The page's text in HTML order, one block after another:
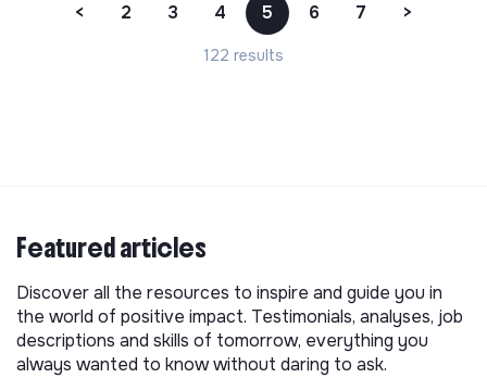
< 2 3 4 5 6 7 >
122 results
Featured articles
Discover all the resources to inspire and guide you in
the world of positive impact. Testimonials, analyses, job
descriptions and skills of tomorrow, everything you
always wanted to know without daring to ask.